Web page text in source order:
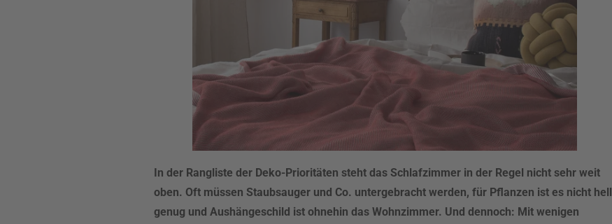
In der Rangliste der Deko-Prioritäten steht das Schlafzimmer in der Regel nicht sehr weit
oben. Oft müssen Staubsauger und Co. untergebracht werden, für Pflanzen ist es nicht hell
genug und Aushängeschild ist ohnehin das Wohnzimmer. Und dennoch: Mit wenigen